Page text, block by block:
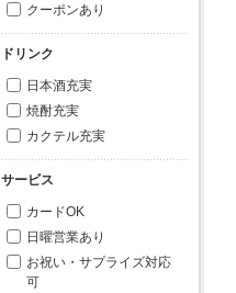
クーポンあり
ドリンク
日本酒充実
焼酎充実
カクテル充実
サービス
カードOK
日曜営業あり
お祝い・サプライズ対応
可